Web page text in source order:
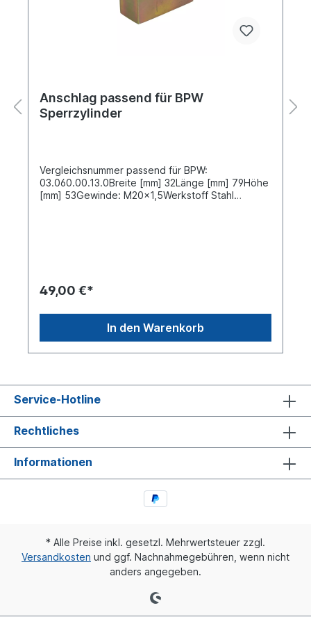
Anschlag passend für BPW
Sperrzylinder
Vergleichsnummer passend für BPW:
03.060.00.13.0Breite [mm] 32Länge [mm] 79Höhe
[mm] 53Gewinde: M20x1,5Werkstoff Stahl
49,00 €*
In den Warenkorb
Service-Hotline
Rechtliches
Informationen
* Alle Preise inkl. gesetzl. Mehrwertsteuer zzgl.
Versandkosten und ggf. Nachnahmegebühren, wenn nicht
anders angegeben.